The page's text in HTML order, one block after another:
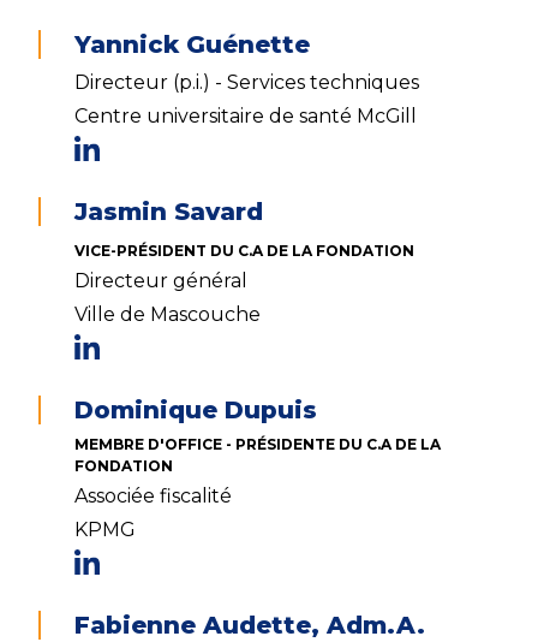
Yannick Guénette
Directeur (p.i.) - Services techniques
Centre universitaire de santé McGill
Jasmin Savard
VICE-PRÉSIDENT DU C.A DE LA FONDATION
Directeur général
Ville de Mascouche
Dominique Dupuis
MEMBRE D'OFFICE - PRÉSIDENTE DU C.A DE LA
FONDATION
Associée fiscalité
KPMG
Fabienne Audette, Adm.A.